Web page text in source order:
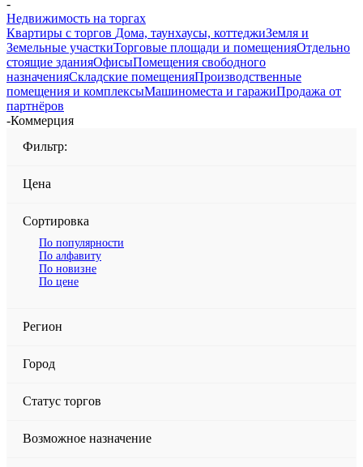
-
Недвижимость на торгах
Квартиры с торгов Дома, таунхаусы, коттеджиЗемля и
Земельные участкиТорговые площади и помещенияОтдельно
стоящие зданияОфисыПомещения свободного
назначенияСкладские помещенияПроизводственные
помещения и комплексыМашиноместа и гаражиПродажа от
партнёров
-Коммерция
Фильтр:
Цена
Сортировка
По популярности
По алфавиту
По новизне
По цене
Регион
Город
Статус торгов
Возможное назначение